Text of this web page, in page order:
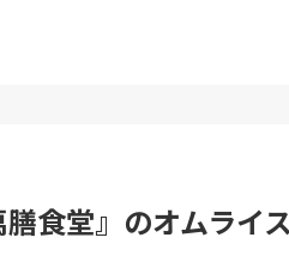
食堂』のオムライ